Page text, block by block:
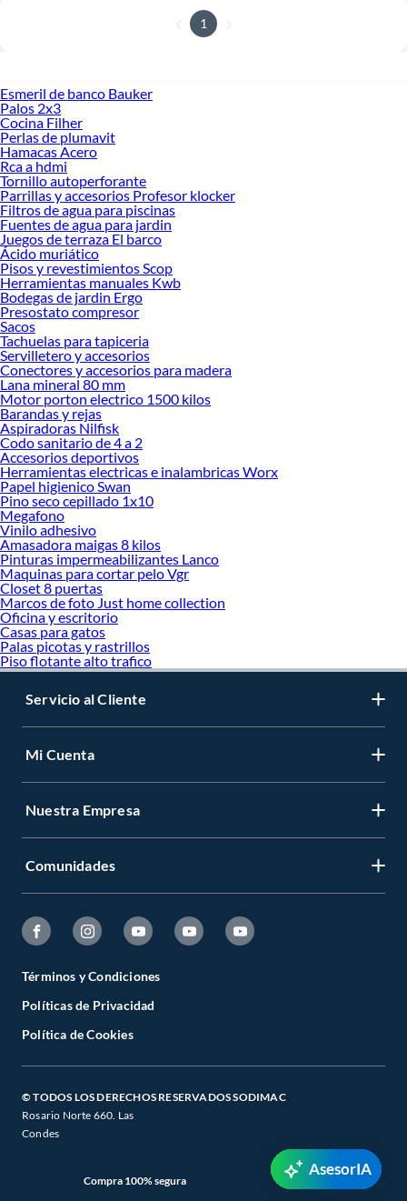
1
Esmeril de banco Bauker
Palos 2x3
Cocina Filher
Perlas de plumavit
Hamacas Acero
Rca a hdmi
Tornillo autoperforante
Parrillas y accesorios Profesor klocker
Filtros de agua para piscinas
Fuentes de agua para jardin
Juegos de terraza El barco
Ácido muriático
Pisos y revestimientos Scop
Herramientas manuales Kwb
Bodegas de jardin Ergo
Presostato compresor
Sacos
Tachuelas para tapiceria
Servilletero y accesorios
Conectores y accesorios para madera
Lana mineral 80 mm
Motor porton electrico 1500 kilos
Barandas y rejas
Aspiradoras Nilfisk
Codo sanitario de 4 a 2
Accesorios deportivos
Herramientas electricas e inalambricas Worx
Papel higienico Swan
Pino seco cepillado 1x10
Megafono
Vinilo adhesivo
Amasadora maigas 8 kilos
Pinturas impermeabilizantes Lanco
Maquinas para cortar pelo Vgr
Closet 8 puertas
Marcos de foto Just home collection
Oficina y escritorio
Casas para gatos
Palas picotas y rastrillos
Piso flotante alto trafico
Servicio al Cliente
Mi Cuenta
Nuestra Empresa
Comunidades
Términos y Condiciones
Políticas de Privacidad
Política de Cookies
© TODOS LOS DERECHOS RESERVADOS SODIMAC
Rosario Norte 660. Las
Condes
Compra 100% segura
AsesorIA